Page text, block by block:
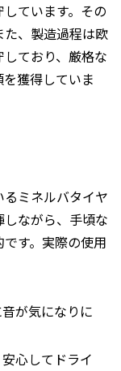
ています。その
、製造過程は欧
ており、厳格な
獲得していま
ミネルバタイヤ
ながら、手頃な
す。実際の使用
が気になりに
心してドライ